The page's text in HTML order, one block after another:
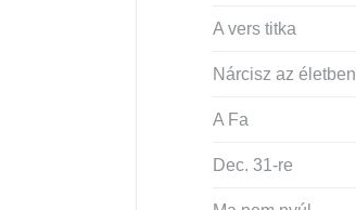
A vers titka
Nárcisz az életben
A Fa
Dec. 31-re